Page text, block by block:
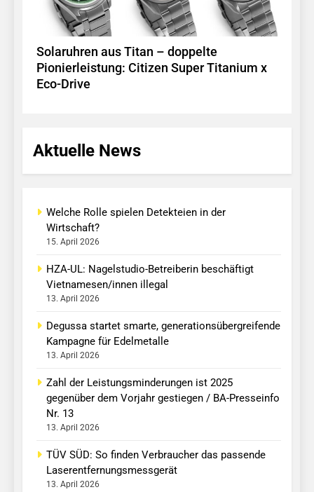
Solaruhren aus Titan – doppelte
Pionierleistung: Citizen Super Titanium x
Eco-Drive
Aktuelle News
Welche Rolle spielen Detekteien in der
Wirtschaft?
15. April 2026
HZA-UL: Nagelstudio-Betreiberin beschäftigt
Vietnamesen/innen illegal
13. April 2026
Degussa startet smarte, generationsübergreifende
Kampagne für Edelmetalle
13. April 2026
Zahl der Leistungsminderungen ist 2025
gegenüber dem Vorjahr gestiegen / BA-Presseinfo
Nr. 13
13. April 2026
TÜV SÜD: So finden Verbraucher das passende
Laserentfernungsmessgerät
13. April 2026